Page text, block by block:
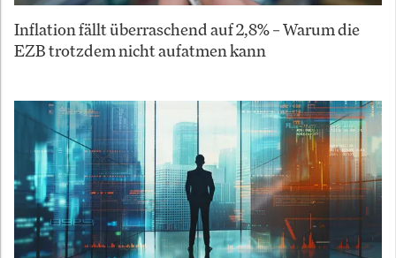
Inflation fällt überraschend auf 2,8% – Warum die
EZB trotzdem nicht aufatmen kann